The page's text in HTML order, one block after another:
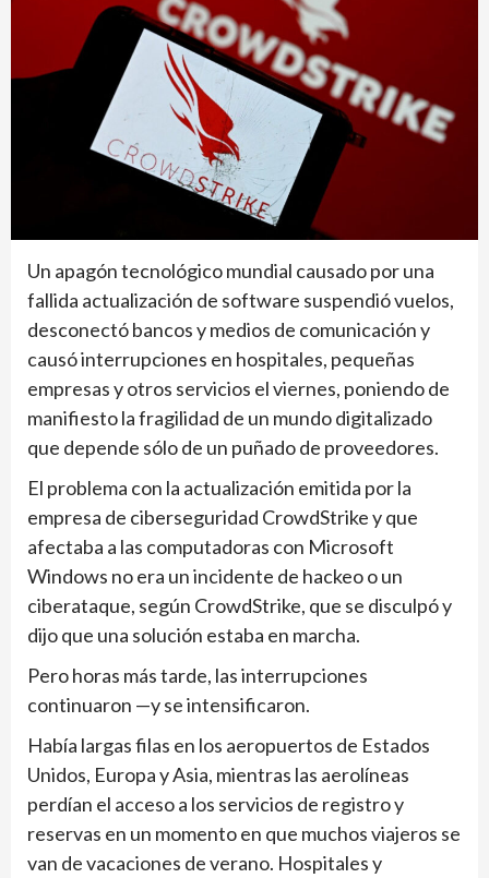
Un apagón tecnológico mundial causado por una
fallida actualización de software suspendió vuelos,
desconectó bancos y medios de comunicación y
causó interrupciones en hospitales, pequeñas
empresas y otros servicios el viernes, poniendo de
manifiesto la fragilidad de un mundo digitalizado
que depende sólo de un puñado de proveedores.
El problema con la actualización emitida por la
empresa de ciberseguridad CrowdStrike y que
afectaba a las computadoras con Microsoft
Windows no era un incidente de hackeo o un
ciberataque, según CrowdStrike, que se disculpó y
dijo que una solución estaba en marcha.
Pero horas más tarde, las interrupciones
continuaron —y se intensificaron.
Había largas filas en los aeropuertos de Estados
Unidos, Europa y Asia, mientras las aerolíneas
perdían el acceso a los servicios de registro y
reservas en un momento en que muchos viajeros se
van de vacaciones de verano. Hospitales y